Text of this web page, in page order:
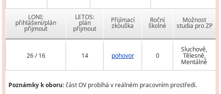
LONI:
přihlášení/plán
přijmout
LETOS:
plán
přijmout
Přijímací
zkouška
Roční
školné
Možnost
studia pro ZP
26 / 16 14 pohovor 0
Sluchově,
Tělesně,
Mentálně
Poznámky k oboru:část OV probíhá v reálném pracovním prostředí.